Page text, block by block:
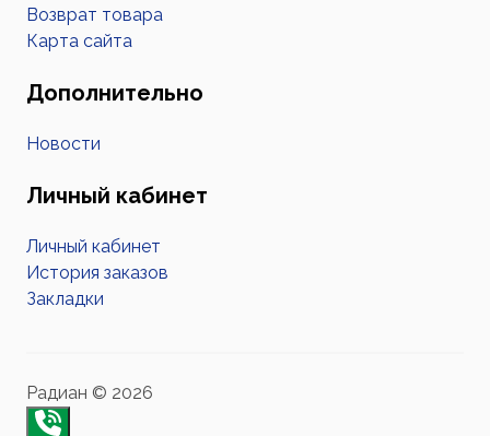
Возврат товара
Карта сайта
Дополнительно
Новости
Личный кабинет
Личный кабинет
История заказов
Закладки
Радиан © 2026